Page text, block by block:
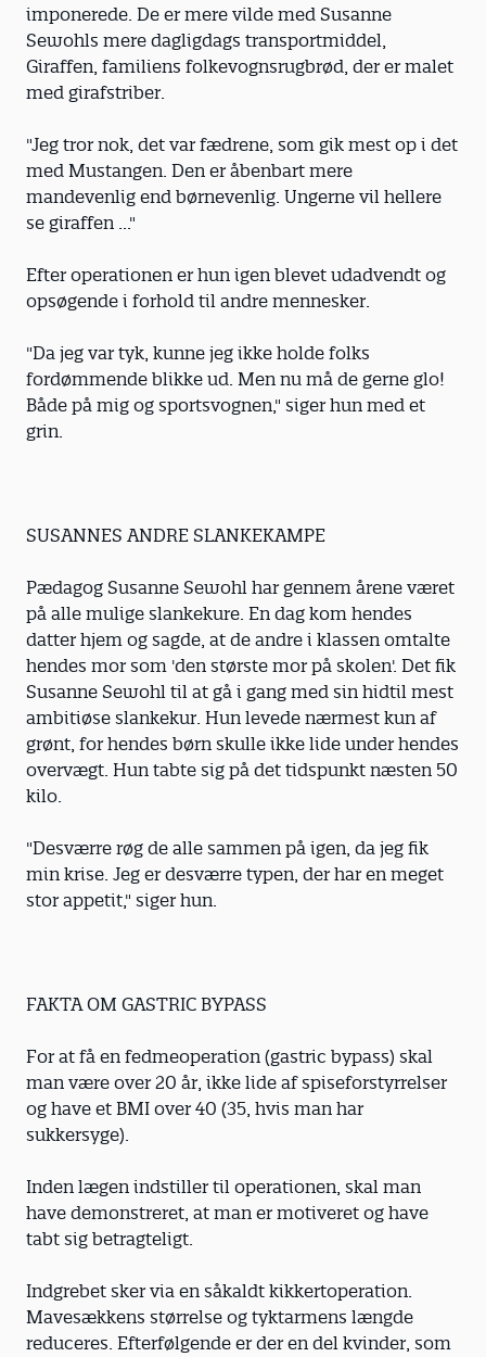
imponerede. De er mere vilde med Susanne
Sewohls mere dagligdags transportmiddel,
Giraffen, familiens folkevognsrugbrød, der er malet
med girafstriber.
"Jeg tror nok, det var fædrene, som gik mest op i det
med Mustangen. Den er åbenbart mere
mandevenlig end børnevenlig. Ungerne vil hellere
se giraffen ..."
Efter operationen er hun igen blevet udadvendt og
opsøgende i forhold til andre mennesker.
"Da jeg var tyk, kunne jeg ikke holde folks
fordømmende blikke ud. Men nu må de gerne glo!
Både på mig og sportsvognen," siger hun med et
grin.
SUSANNES ANDRE SLANKEKAMPE
Pædagog Susanne Sewohl har gennem årene været
på alle mulige slankekure. En dag kom hendes
datter hjem og sagde, at de andre i klassen omtalte
hendes mor som 'den største mor på skolen'. Det fik
Susanne Sewohl til at gå i gang med sin hidtil mest
ambitiøse slankekur. Hun levede nærmest kun af
grønt, for hendes børn skulle ikke lide under hendes
overvægt. Hun tabte sig på det tidspunkt næsten 50
kilo.
"Desværre røg de alle sammen på igen, da jeg fik
min krise. Jeg er desværre typen, der har en meget
stor appetit," siger hun.
FAKTA OM GASTRIC BYPASS
For at få en fedmeoperation (gastric bypass) skal
man være over 20 år, ikke lide af spiseforstyrrelser
og have et BMI over 40 (35, hvis man har
sukkersyge).
Inden lægen indstiller til operationen, skal man
have demonstreret, at man er motiveret og have
tabt sig betragteligt.
Indgrebet sker via en såkaldt kikkertoperation.
Mavesækkens størrelse og tyktarmens længde
reduceres. Efterfølgende er der en del kvinder, som